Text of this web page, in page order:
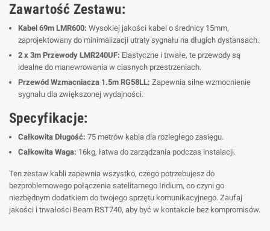
Zawartość Zestawu:
Kabel 69m LMR600: Wysokiej jakości kabel o średnicy 15mm,
zaprojektowany do minimalizacji utraty sygnału na długich dystansach.
2 x 3m Przewody LMR240UF: Elastyczne i trwałe, te przewody są
idealne do manewrowania w ciasnych przestrzeniach.
Przewód Wzmacniacza 1.5m RG58LL: Zapewnia silne wzmocnienie
sygnału dla zwiększonej wydajności.
Specyfikacje:
Całkowita Długość: 75 metrów kabla dla rozległego zasięgu.
Całkowita Waga: 16kg, łatwa do zarządzania podczas instalacji.
Ten zestaw kabli zapewnia wszystko, czego potrzebujesz do
bezproblemowego połączenia satelitarnego Iridium, co czyni go
niezbędnym dodatkiem do twojego sprzętu komunikacyjnego. Zaufaj
jakości i trwałości Beam RST740, aby być w kontakcie bez kompromisów.